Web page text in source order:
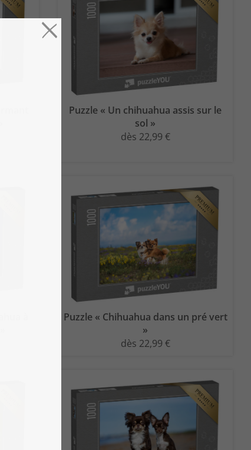
Puzzle « Un chihuahua assis sur le
sol »
dès 22,99 €
à
Puzzle « Chihuahua dans un pré vert
»
dès 22,99 €